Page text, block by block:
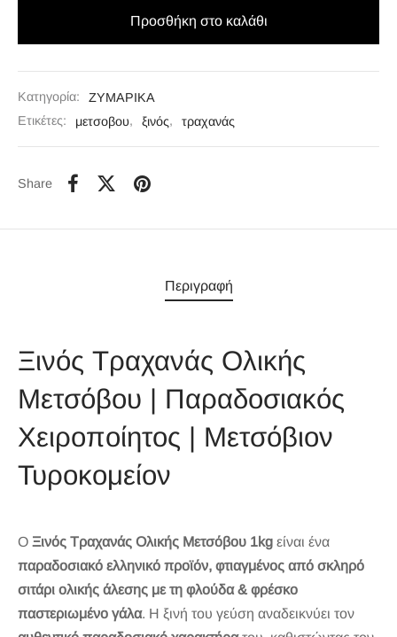
Προσθήκη στο καλάθι
Κατηγορία:
ΖΥΜΑΡΙΚΑ
Ετικέτες:
μετσοβου, ξινός, τραχανάς
Share
Περιγραφή
Ξινός Τραχανάς Ολικής
Μετσόβου | Παραδοσιακός
Χειροποίητος | Μετσόβιον
Τυροκομείον
Ο Ξινός Τραχανάς Ολικής Μετσόβου 1kg είναι ένα
παραδοσιακό ελληνικό προϊόν, φτιαγμένος από σκληρό
σιτάρι ολικής άλεσης με τη φλούδα & φρέσκο
παστεριωμένο γάλα. Η ξινή του γεύση αναδεικνύει τον